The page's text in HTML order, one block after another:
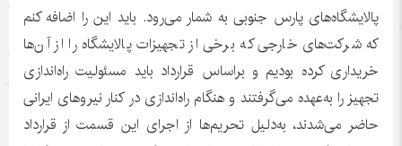
پالایشگاه‌های پارس جنوبی به شمار می‌رود. باید این را اضافه کنم
که شرکت‌های خارجی که برخی از تجهیزات پالایشگاه را از آن‌ها
خریداری کرده بودیم و براساس قرارداد باید مسئولیت راه‌اندازی
تجهیز را به‌عهده می‌گرفتند و هنگام راه‌اندازی در کنار نیروهای ایرانی
حاضر می‌شدند، به‌دلیل تحریم‌ها از اجرای این قسمت از قرارداد